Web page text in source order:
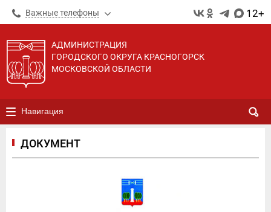
Важные телефоны 12+
АДМИНИСТРАЦИЯ
ГОРОДСКОГО ОКРУГА КРАСНОГОРСК
МОСКОВСКОЙ ОБЛАСТИ
Навигация
ДОКУМЕНТ